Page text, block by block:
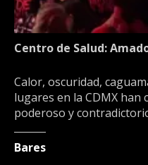
Centro de Salud:
Calor, oscuridad,
lugares en la CDMX
poderoso y
Bares